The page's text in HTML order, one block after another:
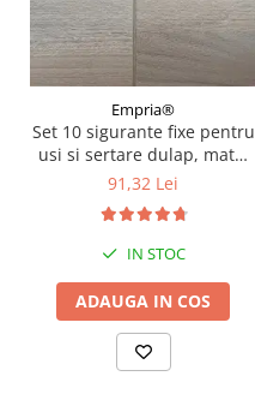
Empria®
Set 10 sigurante fixe pentru
usi si sertare dulap, mate,
9.7x3.7x2.5 cm
91,32 Lei
IN STOC
ADAUGA IN COS